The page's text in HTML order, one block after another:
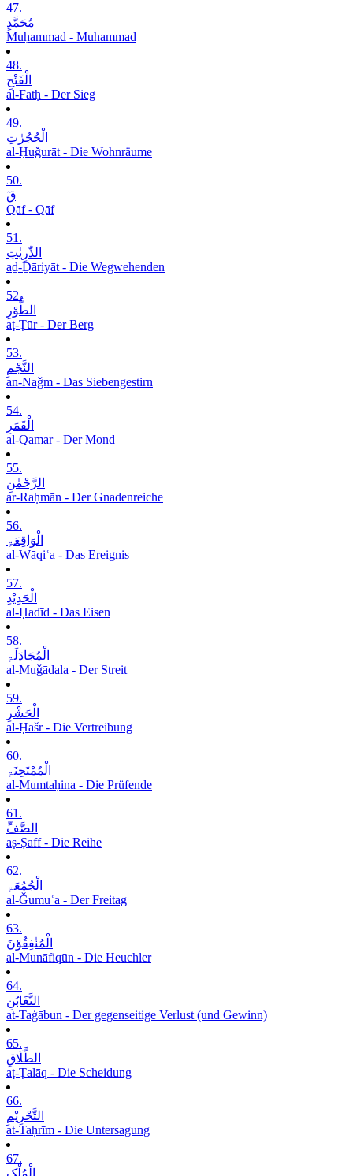
47.
مُحَمَّدٍ
Muḥammad - Muhammad
48.
الْفَتْحِ
al-Fatḥ - Der Sieg
49.
الْحُجُرٰتِ
al-Ḥuǧurāt - Die Wohnräume
50.
قٓ
Qāf - Qāf
51.
الذّٰرِیٰتِ
aḏ-Ḏāriyāt - Die Wegwehenden
52.
الطُّوْرِ
aṭ-Ṭūr - Der Berg
53.
النَّجْمِ
an-Naǧm - Das Siebengestirn
54.
الْقَمَرِ
al-Qamar - Der Mond
55.
الرَّحْمٰنِ
ar-Raḥmān - Der Gnadenreiche
56.
الْوَاقِعَۃِ
al-Wāqiʿa - Das Ereignis
57.
الْحَدِیْدِ
al-Ḥadīd - Das Eisen
58.
الْمُجَادَلَۃِ
al-Muǧādala - Der Streit
59.
الْحَشْرِ
al-Ḥašr - Die Vertreibung
60.
الْمُمْتَحِنَۃِ
al-Mumtaḥina - Die Prüfende
61.
الصَّفِّ
aṣ-Ṣaff - Die Reihe
62.
الْجُمُعَۃِ
al-Ǧumuʿa - Der Freitag
63.
الْمُنٰفِقُوْنَ
al-Munāfiqūn - Die Heuchler
64.
التَّغَابُنِ
at-Taġābun - Der gegenseitige Verlust (und Gewinn)
65.
الطَّلَاقِ
aṭ-Ṭalāq - Die Scheidung
66.
التَّحْرِیْمِ
at-Taḥrīm - Die Untersagung
67.